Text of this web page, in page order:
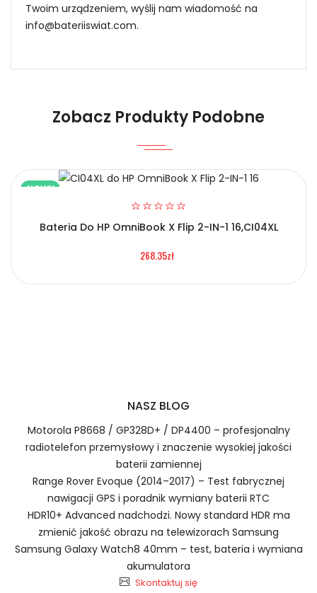
Twoim urządzeniem, wyślij nam wiadomość na
info@bateriiswiat.com.
Niezawodność i pewność
Certyfikaty bezpieczeństwa i zgodności
Szybka dostawa
Baterie do Laptopów Asus ASUS
Vivobook 15i 2023 Series: i5-13500H
1.Model urządzenia
1.Model urządzenia
2.Numer produktu baterii
Vivobook 15i 2023 Series: i5-13500H?
Zobacz Produkty Podobne
NOWY
Bateria Do HP OmniBook X Flip 2-IN-1 16,CI04XL
268.35zł
NASZ BLOG
Motorola P8668 / GP328D+ / DP4400 – profesjonalny
radiotelefon przemysłowy i znaczenie wysokiej jakości
baterii zamiennej
Range Rover Evoque (2014–2017) – Test fabrycznej
nawigacji GPS i poradnik wymiany baterii RTC
HDR10+ Advanced nadchodzi. Nowy standard HDR ma
zmienić jakość obrazu na telewizorach Samsung
Samsung Galaxy Watch8 40mm – test, bateria i wymiana
akumulatora
Skontaktuj się